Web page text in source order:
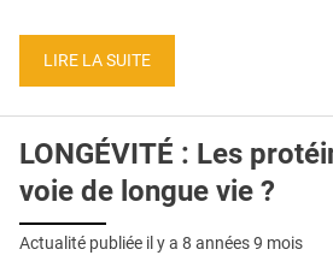
LIRE LA SUITE
LONGÉVITÉ : Les
voie de longue vie ?
Actualité publiée il y a 8 années 9 mois